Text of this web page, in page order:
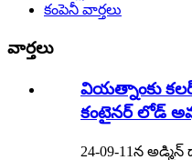
కంపెనీ వార్తలు
వార్తలు
వియత్నాంకు
కంటైనర్ లోడ్
24-09-11న